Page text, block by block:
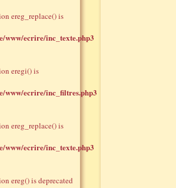
ereg_replace() is
www/ecrire/inc_texte.php3
eregi() is
www/ecrire/inc_filtres.php3
ereg_replace() is
www/ecrire/inc_texte.php3
ereg() is deprecated